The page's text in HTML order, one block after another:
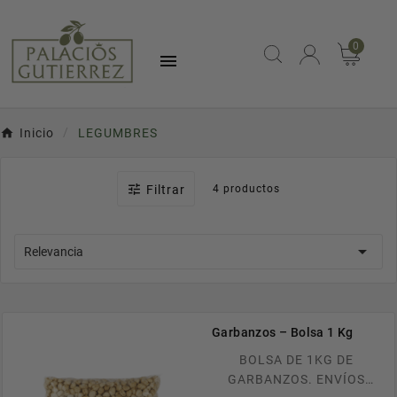

0
Inicio LEGUMBRES
 Filtrar 4 productos
Relevancia 
Garbanzos – Bolsa 1 Kg
BOLSA DE 1KG DE
GARBANZOS. ENVÍOS